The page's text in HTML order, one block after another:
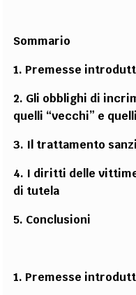
Sommario
1. Premesse
2. Gli obblighi di
quelli “vecchi” e
3. Il trattamento
4. I diritti delle
di tutela
5. Conclusioni
1. Premesse